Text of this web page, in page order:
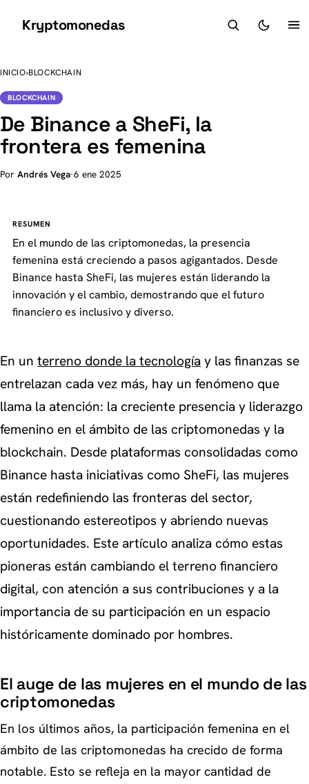
Kryptomonedas
INICIO›BLOCKCHAIN
BLOCKCHAIN
De Binance a SheFi, la
frontera es femenina
Por Andrés Vega·6 ene 2025
RESUMEN
En el mundo de las criptomonedas, la presencia
femenina está creciendo a pasos agigantados. Desde
Binance hasta SheFi, las mujeres están liderando la
innovación y el cambio, demostrando que el futuro
financiero es inclusivo y diverso.
En un terreno donde la tecnología y las finanzas se
entrelazan cada vez más, hay un fenómeno que
llama la atención: la creciente presencia y liderazgo
femenino en el ámbito de las criptomonedas y la
blockchain. Desde plataformas consolidadas como
Binance hasta iniciativas como SheFi, las mujeres
están redefiniendo las fronteras del sector,
cuestionando estereotipos y abriendo nuevas
oportunidades. Este artículo analiza cómo estas
pioneras están cambiando el terreno financiero
digital, con atención a sus contribuciones y a la
importancia de su participación en un espacio
históricamente dominado por hombres.
El auge de las mujeres en el mundo de las
criptomonedas
En los últimos años, la participación femenina en el
ámbito de las criptomonedas ha crecido de forma
notable. Esto se refleja en la mayor cantidad de